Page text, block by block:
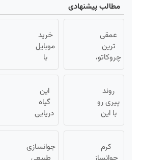
مطالب پیشنهادی
عمقی
ترین
چروکاتو،
با این
جوانساز،
صاف
کن(50%
تخفیف
فوری)
خرید
موبایل
با
اسنپ
در ۴
قسط
بدون
سود و
روند
پیری رو
با این
روش
معکوس
این
گیاه
دریایی
پوستت
طوری
کرم
جوانسازی